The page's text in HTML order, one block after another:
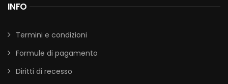
INFO
Termini e condizioni
Formule di pagamento
Diritti di recesso